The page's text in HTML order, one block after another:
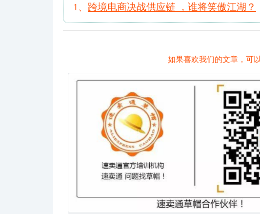
1、 跨境电商决战供应链 ，谁将笑傲江湖？
如果喜欢我们的文章，可